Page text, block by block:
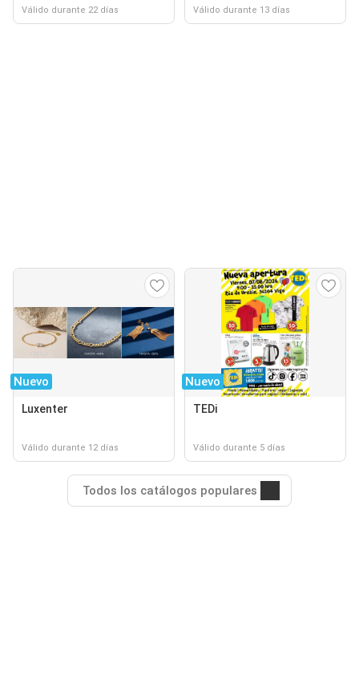
Válido durante 22 días Válido durante 13 días
Nuevo
Luxenter
Válido durante 12 días
Nuevo
TEDi
Válido durante 5 días
Todos los catálogos populares